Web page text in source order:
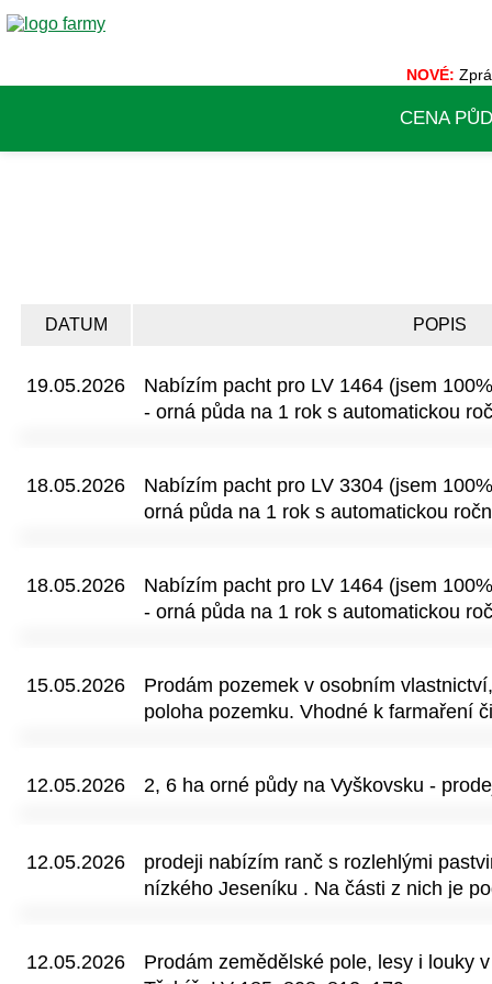
NOVÉ:
CENA
DATUM POPIS
19.05.2026
Nabízím pacht pro LV 1464 (jsem
- orná půda na 1 rok s automatickou
18.05.2026
Nabízím pacht pro LV 3304 (jsem
orná půda na 1 rok s automatickou
18.05.2026
Nabízím pacht pro LV 1464 (jsem
- orná půda na 1 rok s automatickou
15.05.2026
Prodám pozemek v osobním
poloha pozemku. Vhodné k farmaření
12.05.2026 2, 6 ha orné půdy na Vyškovsku -
12.05.2026
prodeji nabízím ranč s rozlehlými
nízkého Jeseníku . Na části z nich je
přilehlé pozemky a pastviny s
12.05.2026
Prodám zemědělské pole, lesy i louky